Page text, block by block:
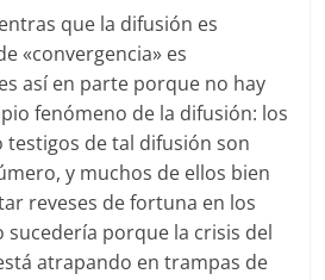
que la difusión es
«convergencia» es
así en parte porque no hay
fenómeno de la difusión: los
testigos de tal difusión son
y muchos de ellos bien
reveses de fortuna en los
sucedería porque la crisis del
atrapando en trampas de